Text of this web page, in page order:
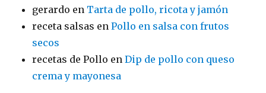
gerardo en Tarta de pollo, ricota y jamón
receta salsas enPollo en salsa con frutos
secos
recetas de Pollo enDip de pollo con queso
crema y mayonesa